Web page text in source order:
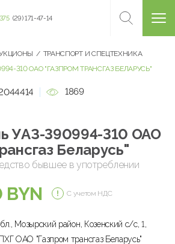
(29) 171-47-14
ТРАНСПОРТ И СПЕЦТЕХНИКА
310 ОАО "ГАЗПРОМ ТРАНСГАЗ БЕЛАРУСЬ"
1869
УАЗ-390994-310 ОАО
Беларусь"
бывшее в употреблении
С учетом НДС
Мозырский район, Козенский с/с, 1,
ОАО "Газпром трансгаз Беларусь"